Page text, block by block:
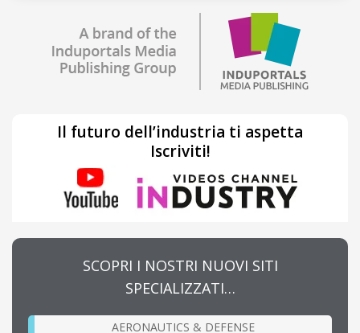
Il futuro dell’industria ti aspetta
Iscriviti!
SCOPRI I NOSTRI NUOVI SITI
SPECIALIZZATI…
AERONAUTICS & DEFENSE